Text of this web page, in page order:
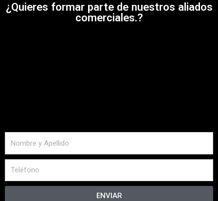
¿Quieres formar parte de nuestros aliados
comerciales.?
ENVIAR